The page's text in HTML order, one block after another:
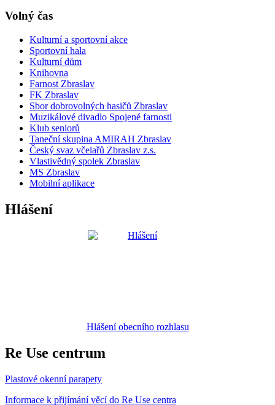
Volný čas
Kulturní a sportovní akce
Sportovní hala
Kulturní dům
Knihovna
Farnost Zbraslav
FK Zbraslav
Sbor dobrovolných hasičů Zbraslav
Muzikálové divadlo Spojené farnosti
Klub seniorů
Taneční skupina AMIRAH Zbraslav
Český svaz včelařů Zbraslav z.s.
Vlastivědný spolek Zbraslav
MS Zbraslav
Mobilní aplikace
Hlášení
Hlášení obecního rozhlasu
Re Use centrum
Plastové okenní parapety
Informace k přijímání věcí do Re Use centra